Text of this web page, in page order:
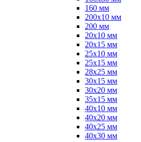
160 мм
200х10 мм
200 мм
20х10 мм
20х15 мм
25х10 мм
25х15 мм
28х25 мм
30х15 мм
30х20 мм
35х15 мм
40х10 мм
40х20 мм
40х25 мм
40х30 мм